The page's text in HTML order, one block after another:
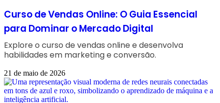
Curso de Vendas Online: O Guia Essencial
para Dominar o Mercado Digital
Explore o curso de vendas online e desenvolva
habilidades em marketing e conversão.
21 de maio de 2026